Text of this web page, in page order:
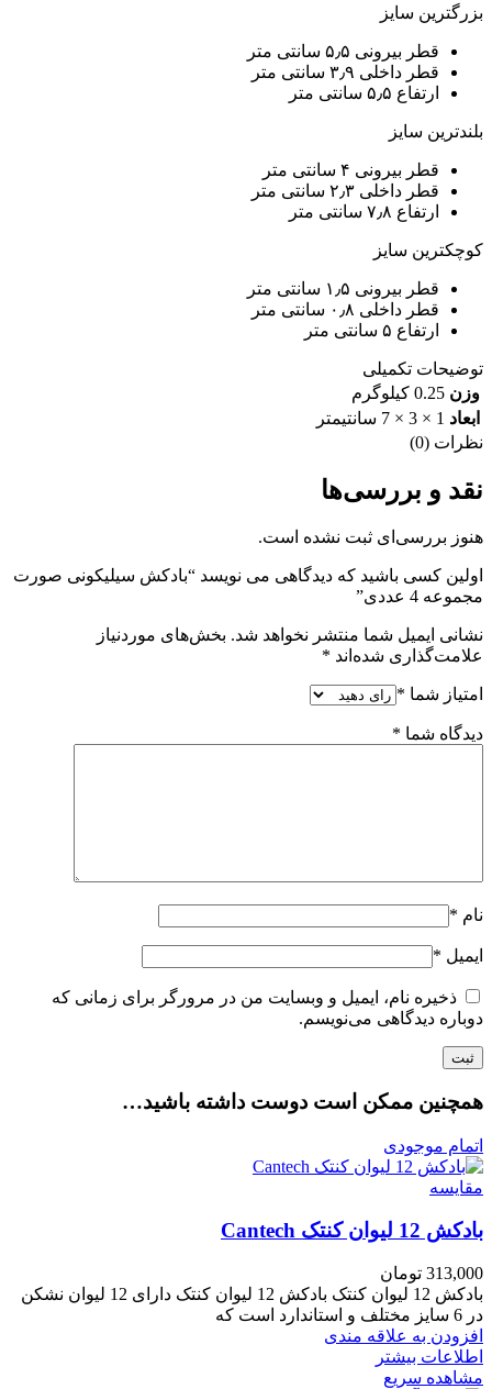
بزرگترین سایز
قطر بیرونی ۵٫۵ سانتی متر
قطر داخلی ۳٫۹ سانتی متر
ارتفاع ۵٫۵ سانتی متر
بلندترین سایز
قطر بیرونی ۴ سانتی متر
قطر داخلی ۲٫۳ سانتی متر
ارتفاع ۷٫۸ سانتی متر
کوچکترین سایز
قطر بیرونی ۱٫۵ سانتی متر
قطر داخلی ۰٫۸ سانتی متر
ارتفاع ۵ سانتی متر
توضیحات تکمیلی
وزن 0.25 کیلوگرم
ابعاد 1 × 3 × 7 سانتیمتر
نظرات (0)
نقد و بررسی‌ها
هنوز بررسی‌ای ثبت نشده است.
اولین کسی باشید که دیدگاهی می نویسد “بادکش سیلیکونی صورت
مجموعه 4 عددی”
نشانی ایمیل شما منتشر نخواهد شد. بخش‌های موردنیاز
علامت‌گذاری شده‌اند *
امتیاز شما *
دیدگاه شما *
نام *
ایمیل *
ذخیره نام، ایمیل و وبسایت من در مرورگر برای زمانی که
دوباره دیدگاهی می‌نویسم.
همچنین ممکن است دوست داشته باشید…
اتمام موجودی
مقایسه
بادکش 12 لیوان کنتک Cantech
313,000 تومان
بادکش 12 لیوان کنتک بادکش 12 لیوان کنتک دارای 12 لیوان نشکن
در 6 سایز مختلف و استاندارد است که
افزودن به علاقه مندی
اطلاعات بیشتر
مشاهده سریع